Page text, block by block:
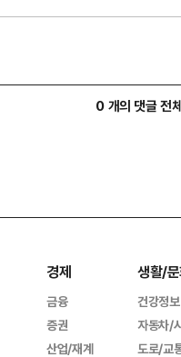
0 개의 댓글 전
경제
금융
증권
산업/재계
생활/
건강정보
자동차/
도로/교